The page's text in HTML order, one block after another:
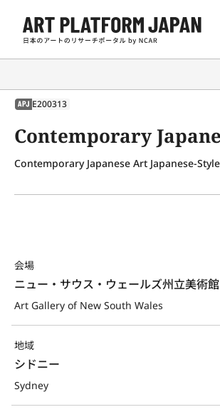
APJ E200313
会場
ニュー・サウス・ウェールズ州立美術館
Art Gallery of New South Wales
地域
シドニー
Sydney